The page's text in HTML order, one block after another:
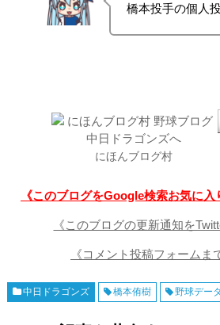
橋本投手の個人
にほんブログ村
《このブログをGoogle検索お気に入
《このブログの更新通知を
《コメント投稿フォームま
中日ドラゴンズ 橋本侑樹 野球データ